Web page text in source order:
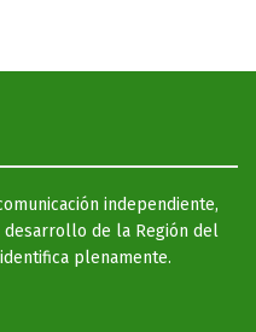
independiente,
de la Región del
plenamente.